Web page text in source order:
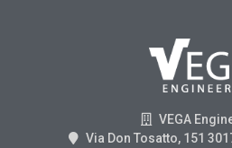
VEGA
Via Don Tosatto, 151